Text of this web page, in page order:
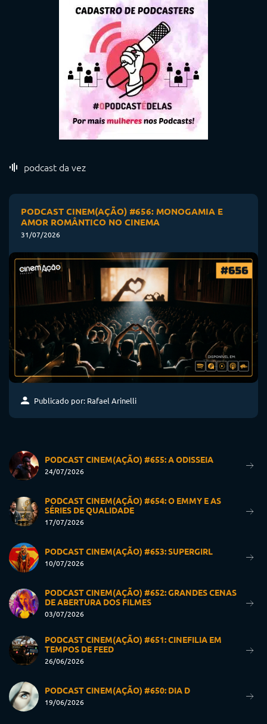
podcast da vez
PODCAST CINEM(AÇÃO) #656: MONOGAMIA E
AMOR ROMÂNTICO NO CINEMA
31/07/2026
Publicado por: Rafael Arinelli
PODCAST CINEM(AÇÃO) #655: A ODISSEIA
24/07/2026
PODCAST CINEM(AÇÃO) #654: O EMMY E AS
SÉRIES DE QUALIDADE
17/07/2026
PODCAST CINEM(AÇÃO) #653: SUPERGIRL
10/07/2026
PODCAST CINEM(AÇÃO) #652: GRANDES CENAS
DE ABERTURA DOS FILMES
03/07/2026
PODCAST CINEM(AÇÃO) #651: CINEFILIA EM
TEMPOS DE FEED
26/06/2026
PODCAST CINEM(AÇÃO) #650: DIA D
19/06/2026